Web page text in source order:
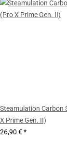
Steamulation Carbon
X Prime Gen. II)
26,90 €*